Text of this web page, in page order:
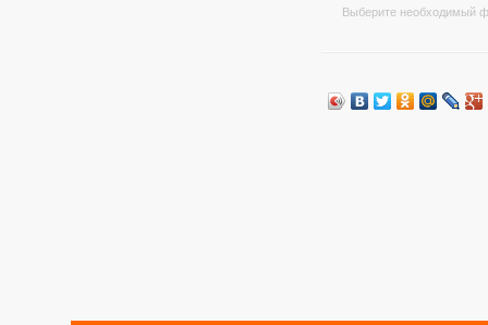
Выберите необходимый